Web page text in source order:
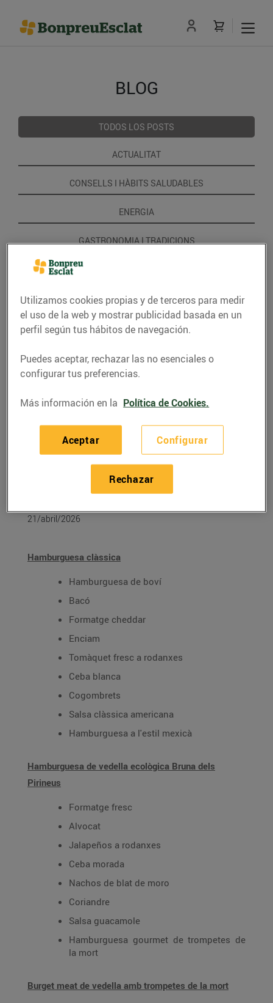
BLOG
TODOS LOS POSTS
ACTUALITAT
CONSELLS I HÀBITS SALUDABLES
ENERGIA
GASTRONOMIA I TRADICIONS
RECETAS
d'hamburgueses
21/abril/2026
Hamburguesa clàssica
Hamburguesa de boví
Bacó
Formatge cheddar
Enciam
Tomàquet fresc a rodanxes
Ceba blanca
Cogombrets
Salsa clàssica americana
Hamburguesa a l'estil mexicà
Hamburguesa de vedella ecològica Bruna dels
Pirineus
Formatge fresc
Alvocat
Jalapeños a rodanxes
Ceba morada
Nachos de blat de moro
Coriandre
Salsa guacamole
Hamburguesa gourmet de trompetes de
la mort
Burget meat de vedella amb trompetes de la mort
Utilizamos cookies propias y de terceros para medir
el uso de la web y mostrar publicidad basada en un
perfil según tus hábitos de navegación.
Puedes aceptar, rechazar las no esenciales o
configurar tus preferencias.
Más información en la Política de Cookies.
Configurar
Rechazar
Aceptar